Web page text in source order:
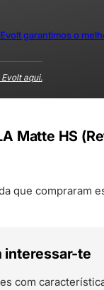
garantimos o
aqui.
Matte HS
que compraram
interessar-te
com